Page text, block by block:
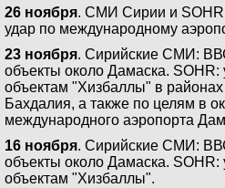
26 ноября. СМИ Сирии и
удар по международному
23 ноября. Сирийские СМИ:
объекты около Дамаска.
объектам "Хизбаллы" в
Бахдалия, а также по целям в
международного аэропорта
16 ноября. Сирийские СМИ:
объекты около Дамаска.
объектам "Хизбаллы".